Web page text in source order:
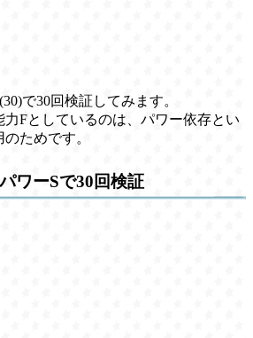
で30回検証してみます。
Fとしているのは、パワー依存とい
ためです。
ワーSで30回検証